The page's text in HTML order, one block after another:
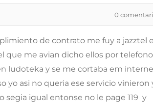
0
de contrato me fuy a jazztel el
que me avian dicho ellos por telefono
ludoteka y se me cortaba em
yo asi no queria ese servicio vinieron
igual entonse no le page 119  y